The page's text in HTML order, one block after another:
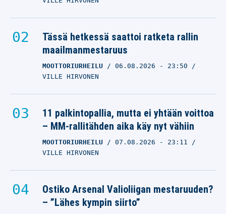
Tässä hetkessä saattoi ratketa rallin
maailmanmestaruus
MOOTTORIURHEILU 06.08.2026 - 23:50
VILLE HIRVONEN
11 palkintopallia, mutta ei yhtään voittoa
– MM-rallitähden aika käy nyt vähiin
MOOTTORIURHEILU 07.08.2026 - 23:11
VILLE HIRVONEN
Ostiko Arsenal Valioliigan mestaruuden?
– ”Lähes kympin siirto”